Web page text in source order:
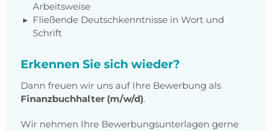
Arbeitsweise
Fließende Deutschkenntnisse in Wort und
Schrift
Erkennen Sie sich wieder?
Dann freuen wir uns auf Ihre Bewerbung als
Finanzbuchhalter (m/w/d).
Wir nehmen Ihre Bewerbungsunterlagen gerne